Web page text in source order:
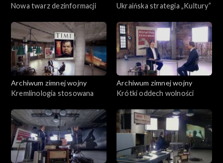
Nowa twarz dezinformacji
Ukraińska strategia „Kultury”
Archiwum zimnej wojny
Kremlinologia stosowana
Archiwum zimnej wojny
Krótki oddech wolności